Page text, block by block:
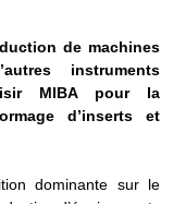
de machines
instruments
MIBA pour la
d’inserts et
dominante sur le